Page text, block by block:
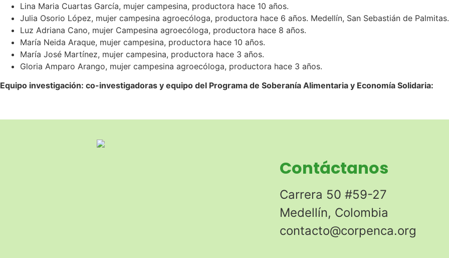
Lina Maria Cuartas García, mujer campesina, productora hace 10 años.
Julia Osorio López, mujer campesina agroecóloga, productora hace 6 años. Medellín, San Sebastián de Palmitas.
Luz Adriana Cano, mujer Campesina agroecóloga, productora hace 8 años.
María Neida Araque, mujer campesina, productora hace 10 años.
María José Martínez, mujer campesina, productora hace 3 años.
Gloria Amparo Arango, mujer campesina agroecóloga, productora hace 3 años.
Equipo investigación: co-investigadoras y equipo del Programa de Soberanía Alimentaria y Economía Solidaria:
Contáctanos
Carrera 50 #59-27
Medellín, Colombia
contacto@corpenca.org